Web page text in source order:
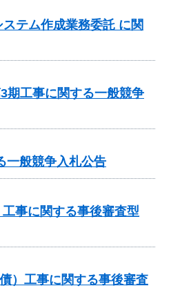
テム作成業務委託 に関
工事に関する一般競争
一般競争入札公告
事に関する事後審査型
）工事に関する事後審査